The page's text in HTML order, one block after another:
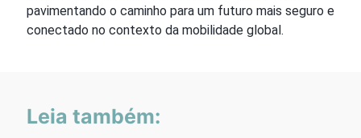
pavimentando o caminho para um futuro mais seguro e
conectado no contexto da mobilidade global.
Leia também: